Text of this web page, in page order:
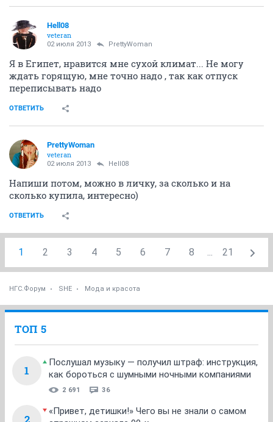
Hell08
veteran
02 июля 2013 PrettyWoman
Я в Египет, нравится мне сухой климат... Не могу
ждать горящую, мне точно надо , так как отпуск
переписывать надо
ОТВЕТИТЬ
PrettyWoman
veteran
02 июля 2013 Hell08
Напиши потом, можно в личку, за сколько и на
сколько купила, интересно)
ОТВЕТИТЬ
1 2 3 4 5 6 7 8 ... 21
НГС.Форум SHE Мода и красота
ТОП 5
1
Послушал музыку — получил штраф: инструкция,
как бороться с шумными ночными компаниями
2 691 36
«Привет, детишки!» Чего вы не знали о самом